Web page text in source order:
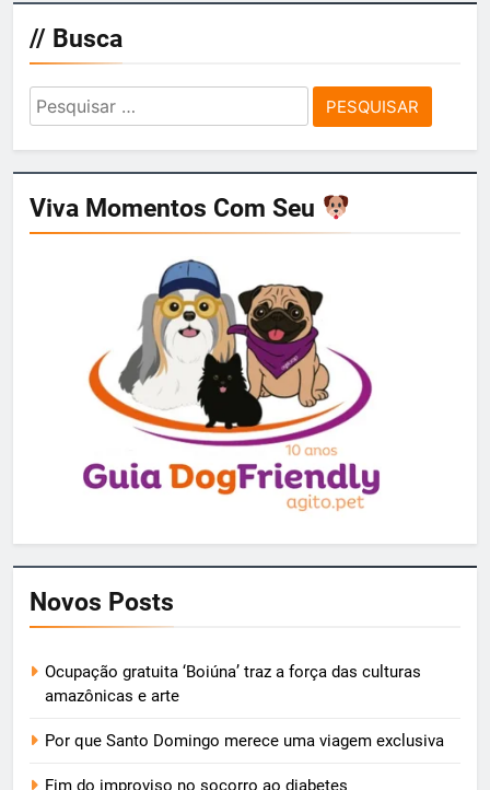
// Busca
Pesquisar
por:
Viva Momentos Com Seu
Novos Posts
Ocupação gratuita ‘Boiúna’ traz a força das culturas
amazônicas e arte
Por que Santo Domingo merece uma viagem exclusiva
Fim do improviso no socorro ao diabetes